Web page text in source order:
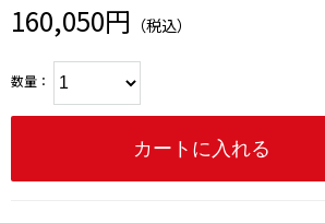
160,050円 （税込）
数量：